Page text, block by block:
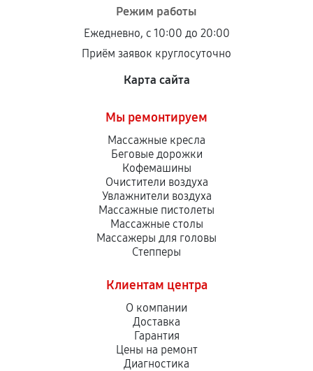
Режим работы
Ежедневно, с 10:00 до 20:00
Приём заявок круглосуточно
Карта сайта
Мы ремонтируем
Массажные кресла
Беговые дорожки
Кофемашины
Очистители воздуха
Увлажнители воздуха
Массажные пистолеты
Массажные столы
Массажеры для головы
Степперы
Клиентам центра
О компании
Доставка
Гарантия
Цены на ремонт
Диагностика